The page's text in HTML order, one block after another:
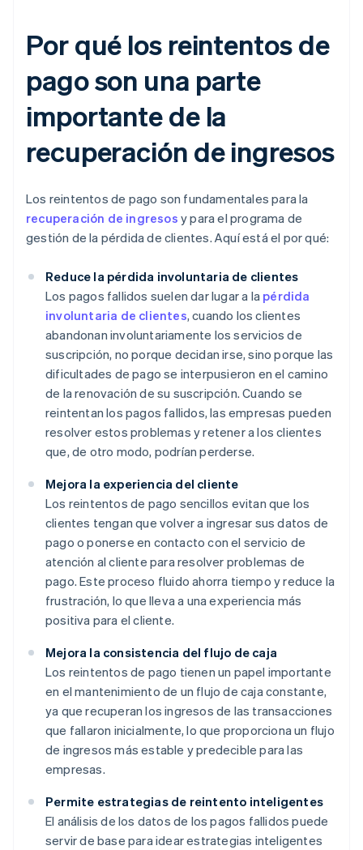
Por qué los reintentos de
pago son una parte
importante de la
recuperación de ingresos
Los reintentos de pago son fundamentales para la
recuperación de ingresos y para el programa de
gestión de la pérdida de clientes. Aquí está el por qué:
Reduce la pérdida involuntaria de clientes
Los pagos fallidos suelen dar lugar a la pérdida
involuntaria de clientes, cuando los clientes
abandonan involuntariamente los servicios de
suscripción, no porque decidan irse, sino porque las
dificultades de pago se interpusieron en el camino
de la renovación de su suscripción. Cuando se
reintentan los pagos fallidos, las empresas pueden
resolver estos problemas y retener a los clientes
que, de otro modo, podrían perderse.
Mejora la experiencia del cliente
Los reintentos de pago sencillos evitan que los
clientes tengan que volver a ingresar sus datos de
pago o ponerse en contacto con el servicio de
atención al cliente para resolver problemas de
pago. Este proceso fluido ahorra tiempo y reduce la
frustración, lo que lleva a una experiencia más
positiva para el cliente.
Mejora la consistencia del flujo de caja
Los reintentos de pago tienen un papel importante
en el mantenimiento de un flujo de caja constante,
ya que recuperan los ingresos de las transacciones
que fallaron inicialmente, lo que proporciona un flujo
de ingresos más estable y predecible para las
empresas.
Permite estrategias de reintento inteligentes
El análisis de los datos de los pagos fallidos puede
servir de base para idear estrategias inteligentes